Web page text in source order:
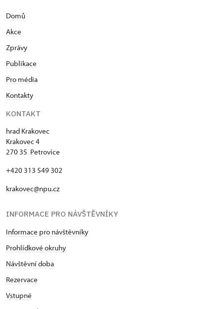
Domů
Akce
Zprávy
Publikace
Pro média
Kontakty
KONTAKT
hrad Krakovec
Krakovec 4
270 35 Petrovice
+420 313 549 302
krakovec@npu.cz
INFORMACE PRO NÁVŠTĚVNÍKY
Informace pro návštěvníky
Prohlídkové okruhy
Návštěvní doba
Rezervace
Vstupné